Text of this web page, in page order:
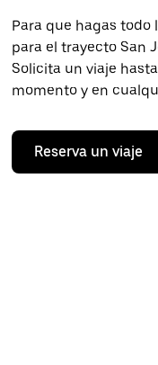
Para que hagas todo
para el trayecto San
Solicita un viaje
momento y en
Reserva un viaje